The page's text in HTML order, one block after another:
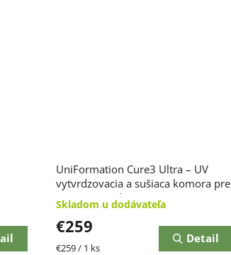
UniFormation Cure3 Ultra – UV
vytvrdzovacia a sušiaca komora pre
živicovú 3D tlač
Skladom u dodávateľa
€259
Jednotková
€259 / 1 ks
Detail